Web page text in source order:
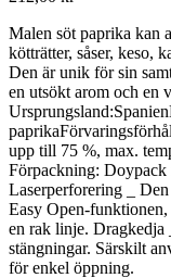
Malen söt paprika kan
kötträtter, såser, keso,
Den är unik för sin
en utsökt arom och en
upp till 75 %, max.
Förpackning: Doypack
Laserperforering _
Easy Open-
en rak linje.
stängningar. Särskilt
för enkel öppning.